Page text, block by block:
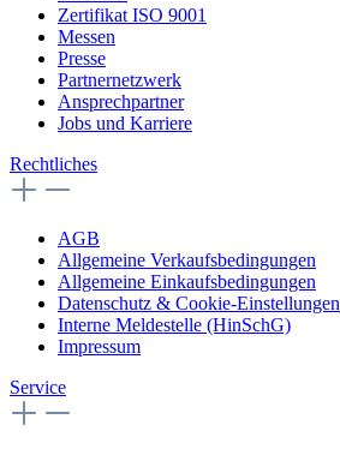
Zertifikat ISO 9001
Messen
Presse
Partnernetzwerk
Ansprechpartner
Jobs und Karriere
Rechtliches
AGB
Allgemeine Verkaufsbedingungen
Allgemeine Einkaufsbedingungen
Datenschutz & Cookie-Einstellungen
Interne Meldestelle (HinSchG)
Impressum
Service